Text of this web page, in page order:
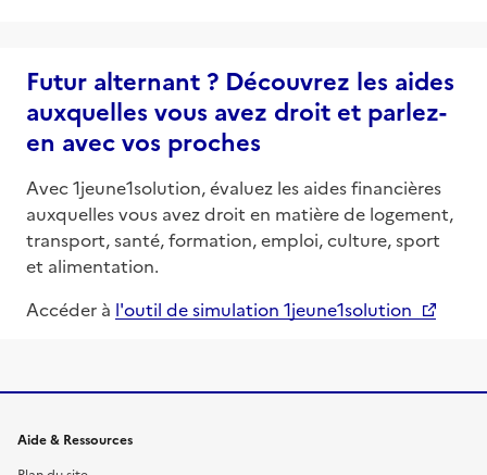
Futur alternant ? Découvrez les aides
auxquelles vous avez droit et parlez-
en avec vos proches
Avec 1jeune1solution, évaluez les aides financières
auxquelles vous avez droit en matière de logement,
transport, santé, formation, emploi, culture, sport
et alimentation.
Accéder à l'outil de simulation 1jeune1solution
Informations et liens du site
Aide & Ressources